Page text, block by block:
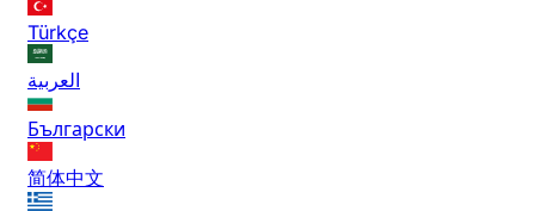
Türkçe
العربية
Български
简体中文